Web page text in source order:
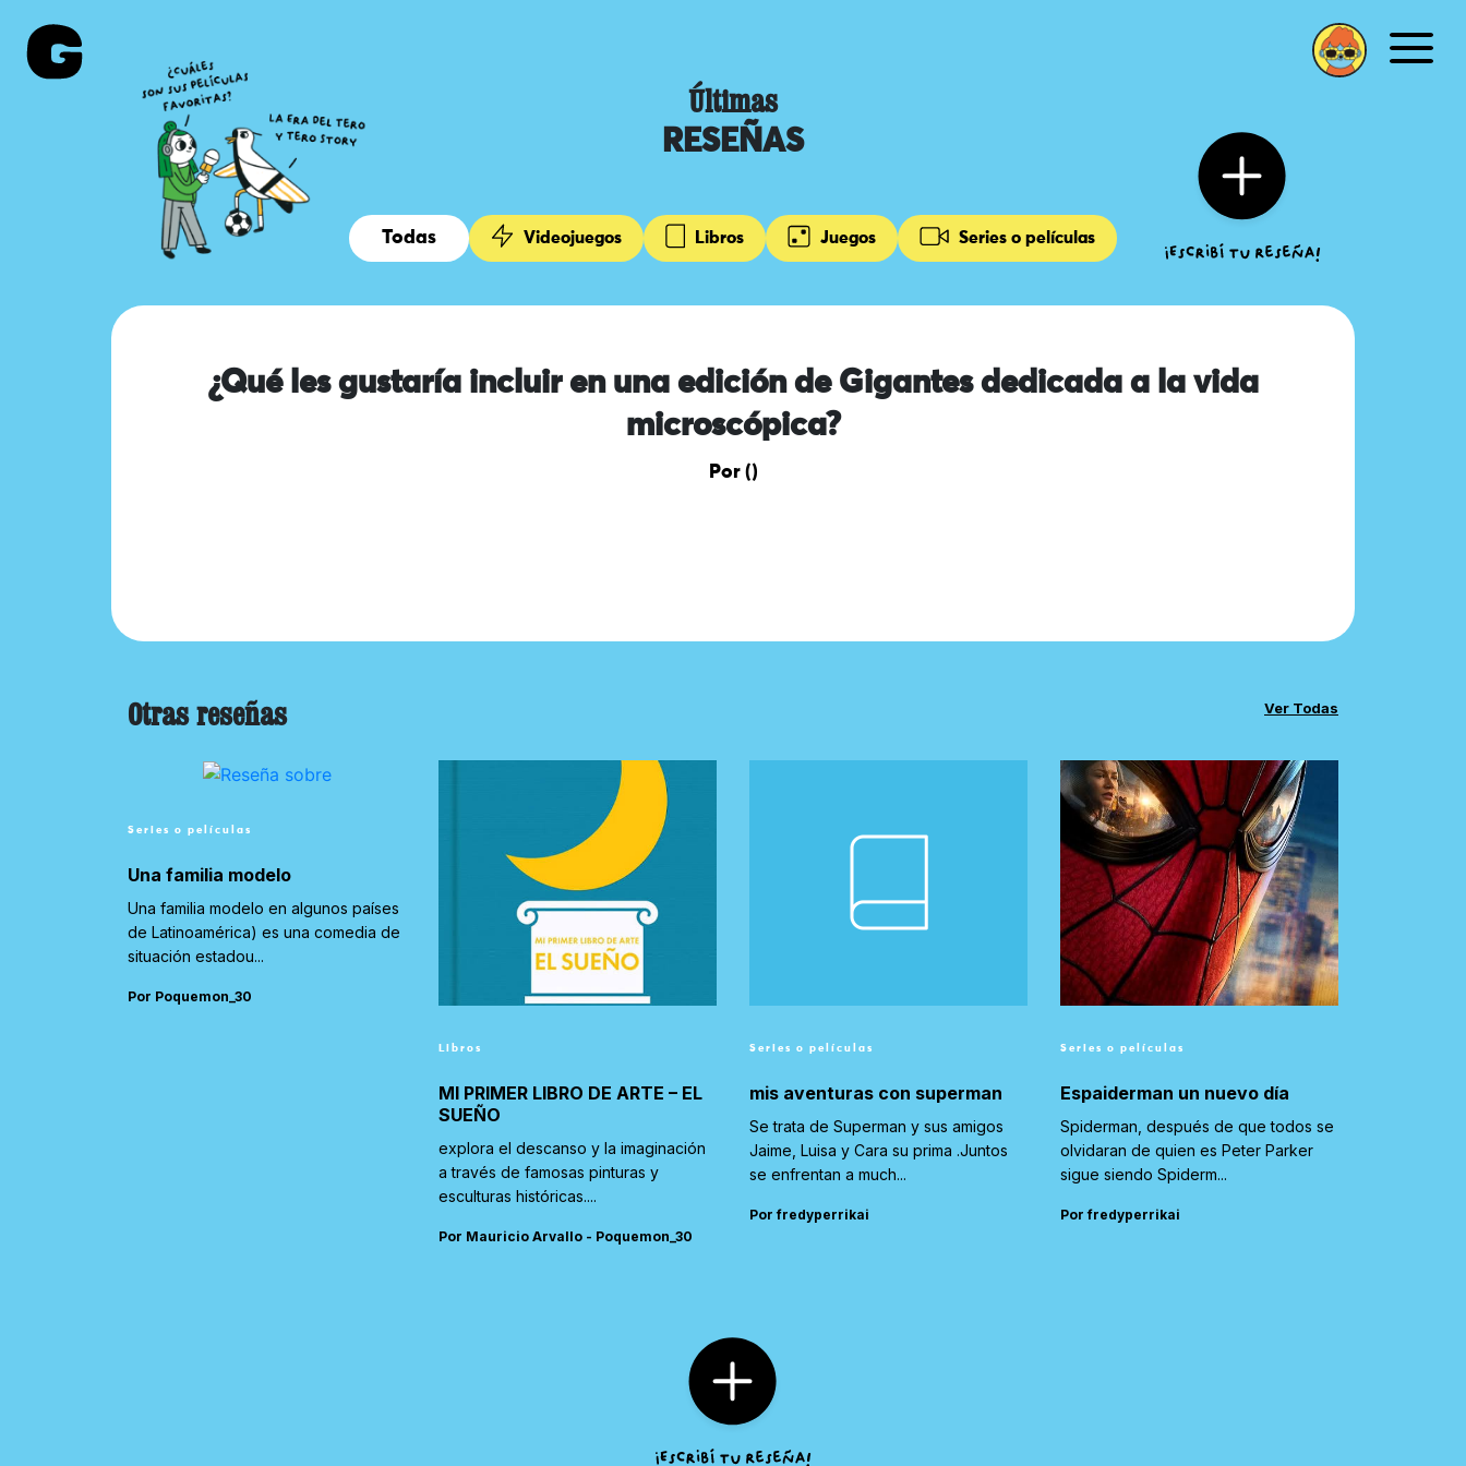
Últimas
RESEÑAS
Todas Videojuegos Libros Juegos Series o películas
¿Qué les gustaría incluir en una edición de Gigantes dedicada a la vida
microscópica?
Por ()
Otras reseñas Ver Todas
Series o películas
Una familia modelo
Una familia modelo en algunos países
de Latinoamérica) es una comedia de
situación estadou...
Por Poquemon_30
Libros
MI PRIMER LIBRO DE ARTE – EL
SUEÑO
explora el descanso y la imaginación
a través de famosas pinturas y
esculturas históricas....
Por Mauricio Arvallo - Poquemon_30
Series o películas
mis aventuras con superman
Se trata de Superman y sus amigos
Jaime, Luisa y Cara su prima .Juntos
se enfrentan a much...
Por fredyperrikai
Series o películas
Espaiderman un nuevo día
Spiderman, después de que todos se
olvidaran de quien es Peter Parker
sigue siendo Spiderm...
Por fredyperrikai